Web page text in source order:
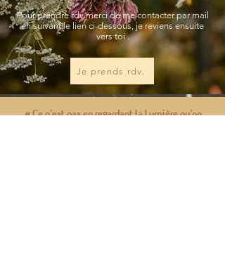
Pour prendre rdv merci de me contacter parmail
en suivant le lien ci-dessous, je reviens ensuite
vers toi .
Je prends rdv.
« Ce n'est pas en regardant la Lumière qu'on